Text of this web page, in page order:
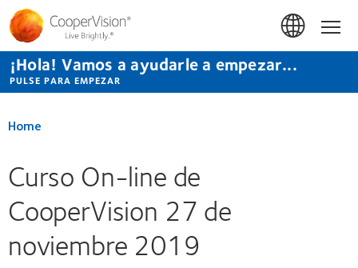
Pasar
contenido
principal
¡Hola! Vamos a ayudarle a empezar...
PULSE PARA EMPEZAR
Home
Curso On-line de
CooperVision 27 de
noviembre 2019